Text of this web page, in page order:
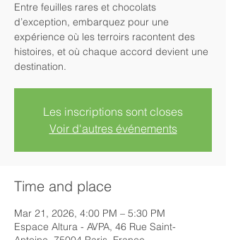
Entre feuilles rares et chocolats
d’exception, embarquez pour une
expérience où les terroirs racontent des
histoires, et où chaque accord devient une
Les inscriptions sont closes
Voir d'autres événements
Time and place
Mar 21, 2026, 4:00 PM – 5:30 PM
Espace Altura - AVPA, 46 Rue Saint-